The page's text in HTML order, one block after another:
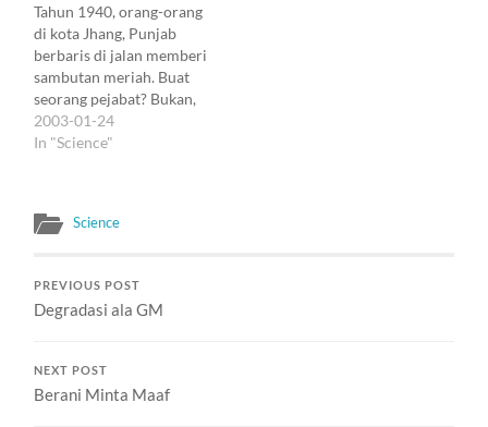
Tahun 1940, orang-orang
di kota Jhang, Punjab
berbaris di jalan memberi
sambutan meriah. Buat
seorang pejabat? Bukan,
buat seseorang yang jauh
lebih hebat dari itu. Orang
baru saja memecahkan
kemudian memperoleh…
2003-01-24
In "Science"
Science
PREVIOUS POST
Degradasi ala GM
NEXT POST
Berani Minta Maaf